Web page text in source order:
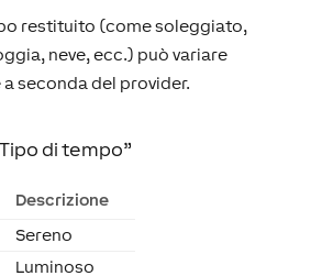
restituito (come soleggiato,
neve, ecc.) può variare
seconda del provider.
di tempo”
Descrizione
Sereno
Luminoso